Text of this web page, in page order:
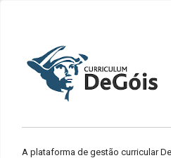
A plataforma de gestão curricular